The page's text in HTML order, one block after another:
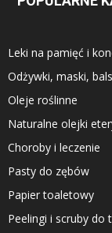
Leki na pamięć i
Odżywki, maski,
Oleje roślinne
Naturalne olejki
Choroby i leczenie
Pasty do zębów
Papier toaletowy
Peelingi i scruby do